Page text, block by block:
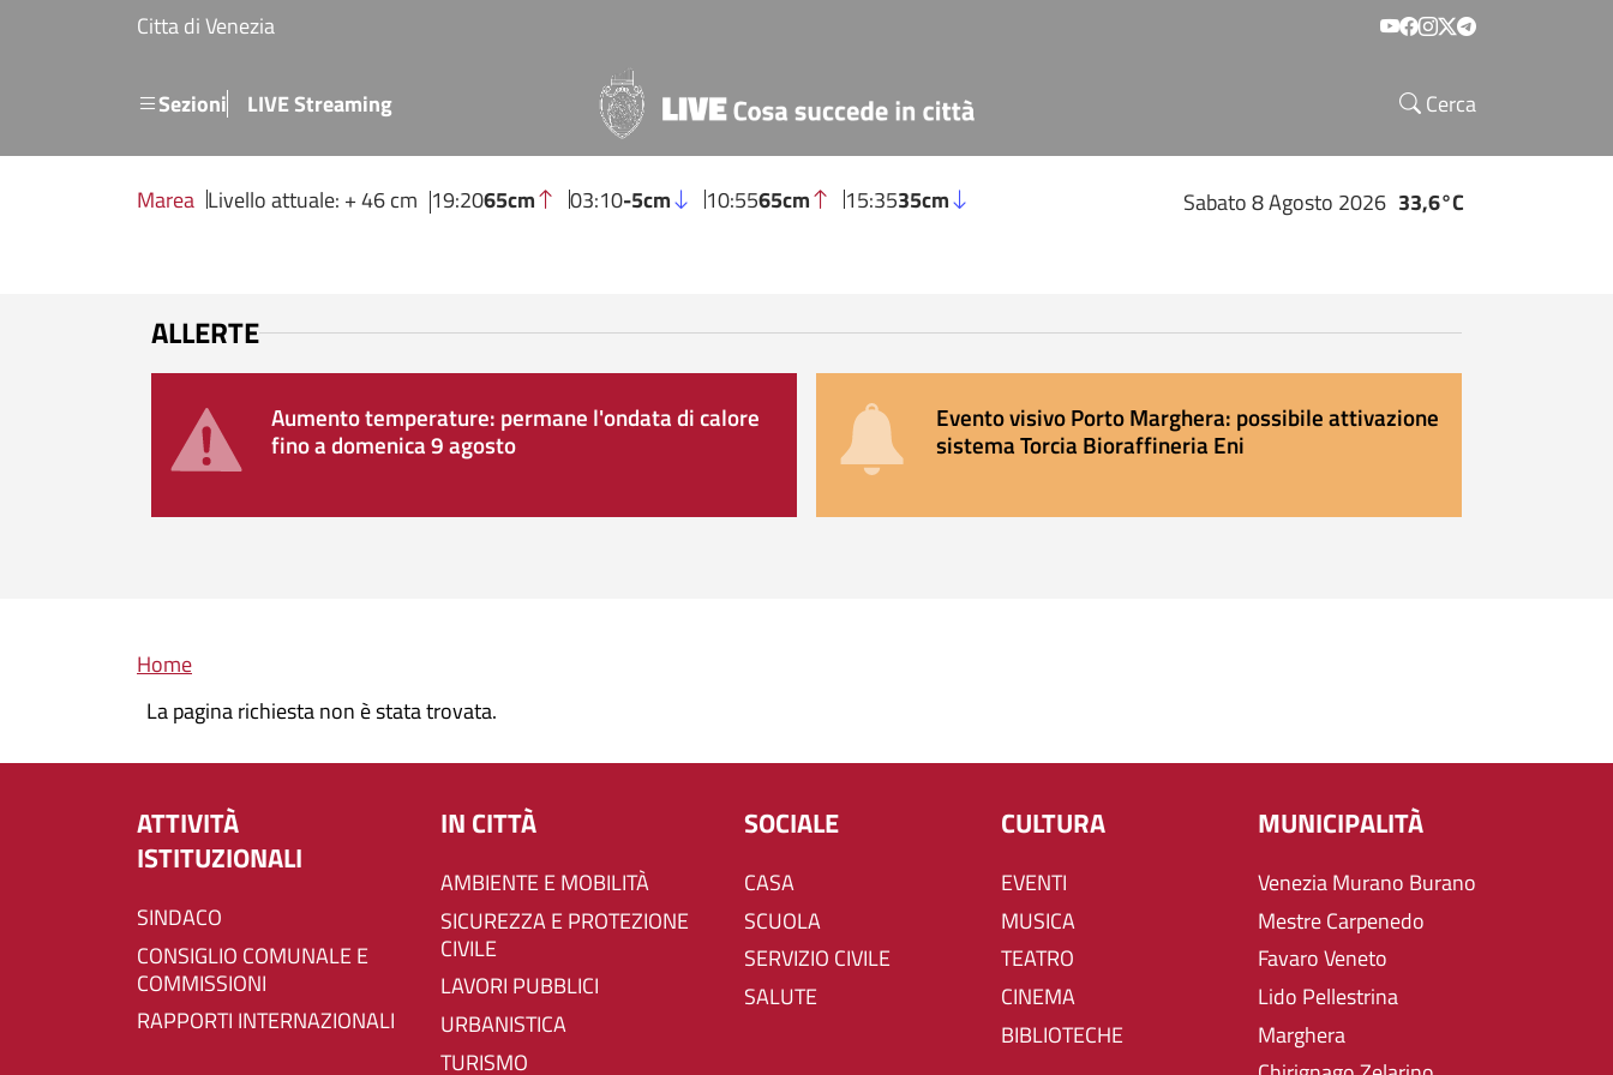
Salta al contenuto principale
Citta di Venezia Social menu
SezioniMenu secondario
LIVE Streaming Cerca
Marea Livello attuale: + 46 cm 19:2065cm 03:10-5cm 10:5565cm 15:3535cm Sabato 8 Agosto 2026 33,6°C
ALLERTE
Aumento temperature: permane l'ondata di calore
fino a domenica 9 agosto
Evento visivo Porto Marghera: possibile attivazione
sistema Torcia Bioraffineria Eni
Briciole di pane
Home
La pagina richiesta non è stata trovata.
ATTIVITÀ
ISTITUZIONALI
SINDACO
CONSIGLIO COMUNALE E
COMMISSIONI
RAPPORTI INTERNAZIONALI
IN CITTÀ
AMBIENTE E MOBILITÀ
SICUREZZA E PROTEZIONE
CIVILE
LAVORI PUBBLICI
URBANISTICA
TURISMO
SOCIALE
CASA
SCUOLA
SERVIZIO CIVILE
SALUTE
CULTURA
EVENTI
MUSICA
TEATRO
CINEMA
BIBLIOTECHE
MUNICIPALITÀ
Venezia Murano Burano
Mestre Carpenedo
Favaro Veneto
Lido Pellestrina
Marghera